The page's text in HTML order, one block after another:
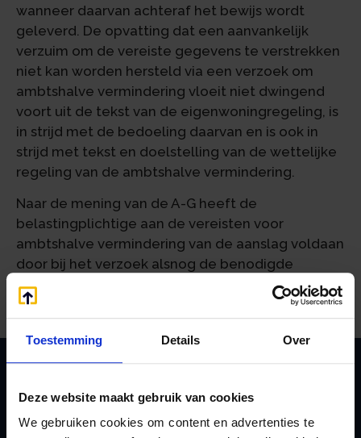
Toestemming Details Over
Deze website maakt gebruik van cookies
We gebruiken cookies om content en advertenties te
wanneer daarvan achteraf het bewijs wordt
geleverd. De opvatting dat een aanvankelijk
verzuim om de vereiste gegevens te verstrekken
niet kan worden hersteld via een verzoek om
ambtshalve vermindering vloeit niet dwingend
voort uit de tekst van de eigenwoningregeling, is
in strijd met de bedoeling daarvan en is ook in
strijd met tekst en doelstelling van de wettelijke
regeling van de ambtshalve vermindering.
Naar de mening van de A-G heeft de
belastingplichtige aan de vereisten voor
ambtshalve vermindering van de aanslag voldaan
door bij het verzoek alsnog de benodigde
gegevens te verstrekken aan de inspecteur.
Zoeken